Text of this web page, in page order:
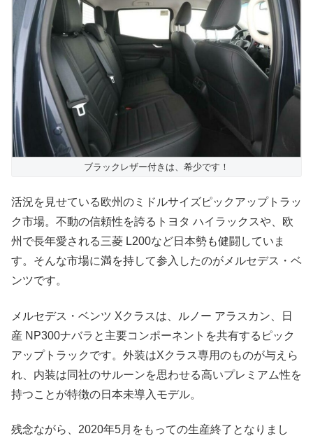
ブラックレザー付きは、希少です！
活況を見せている欧州のミドルサイズピックアップトラッ
ク市場。不動の信頼性を誇るトヨタ ハイラックスや、欧
州で長年愛される三菱 L200など日本勢も健闘していま
す。そんな市場に満を持して参入したのがメルセデス・ベ
ンツです。
メルセデス・ベンツ Xクラスは、ルノー アラスカン、日
産 NP300ナバラと主要コンポーネントを共有するピック
アップトラックです。外装はXクラス専用のものが与えら
れ、内装は同社のサルーンを思わせる高いプレミアム性を
持つことが特徴の日本未導入モデル。
残念ながら、2020年5月をもっての生産終了となりまし